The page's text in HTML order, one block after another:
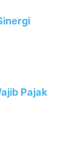
Pajak